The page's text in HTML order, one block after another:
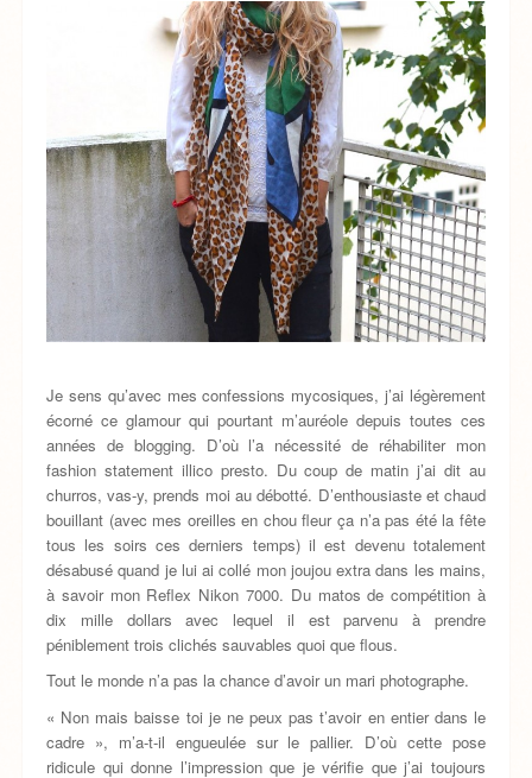
Je sens qu’avec mes confessions mycosiques, j’ai légèrement
écorné ce glamour qui pourtant m’auréole depuis toutes ces
années de blogging. D’où l’a nécessité de réhabiliter mon
fashion statement illico presto. Du coup de matin j’ai dit au
churros, vas-y, prends moi au débotté. D’enthousiaste et chaud
bouillant (avec mes oreilles en chou fleur ça n’a pas été la fête
tous les soirs ces derniers temps) il est devenu totalement
désabusé quand je lui ai collé mon joujou extra dans les mains,
à savoir mon Reflex Nikon 7000. Du matos de compétition à
dix mille dollars avec lequel il est parvenu à prendre
péniblement trois clichés sauvables quoi que flous.
Tout le monde n’a pas la chance d’avoir un mari photographe.
« Non mais baisse toi je ne peux pas t’avoir en entier dans le
cadre », m’a-t-il engueulée sur le pallier. D’où cette pose
ridicule qui donne l’impression que je vérifie que j’ai toujours